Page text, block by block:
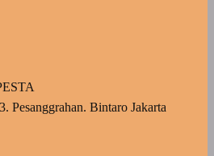
Pesanggrahan. Bintaro Jakarta